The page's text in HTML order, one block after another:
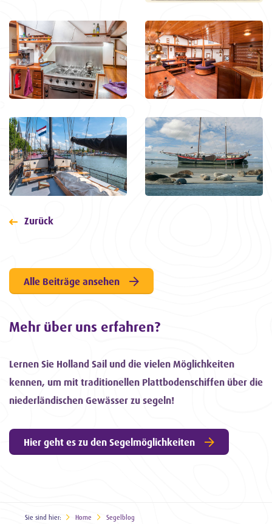
Zurück
Alle Beiträge ansehen
Mehr über uns erfahren?
Lernen Sie Holland Sail und die vielen Möglichkeiten
kennen, um mit traditionellen Plattbodenschiffen über die
niederländischen Gewässer zu segeln!
Hier geht es zu den Segelmöglichkeiten
Sie sind hier: Home Segelblog